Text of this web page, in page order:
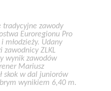
tradycyjne zawody
Euroregionu Pro
młodzieży. Udany
zawodnicy ZLKL
wynik zawodów
Mariusz
skok w dal juniorów
wynikiem 6,40 m.